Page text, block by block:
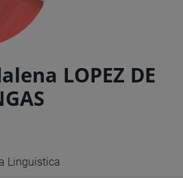
LOPEZ DE
Linguistica